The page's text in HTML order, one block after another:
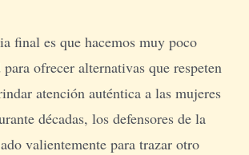
final es que hacemos muy poco
ofrecer alternativas que respeten
atención auténtica a las mujeres
décadas, los defensores de la
valientemente para trazar otro